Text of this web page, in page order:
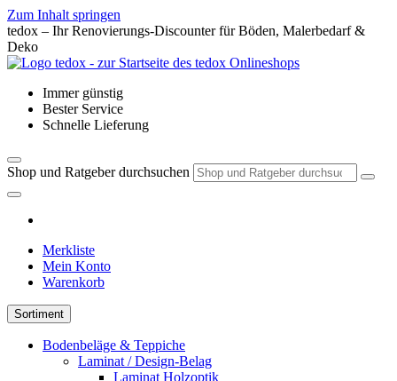
Zum Inhalt springen
tedox – Ihr Renovierungs-Discounter für Böden, Malerbedarf &
Deko
Immer günstig
Bester Service
Schnelle Lieferung
Shop und Ratgeber durchsuchen
Merkliste
Mein Konto
Warenkorb
Sortiment
Bodenbeläge & Teppiche
Laminat / Design-Belag
Laminat Holzoptik